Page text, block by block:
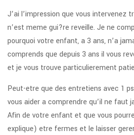
J’ai l’impression que vous intervenez
n’est meme gui?re reveille. Je ne
pourquoi votre enfant, a 3 ans, n’a
comprends que depuis 3 ans il vous
et je vous trouve particulierement
Peut-etre que des entretiens avec 1
vous aider a comprendre qu’il ne faut
Afin de votre enfant et que vous
explique) etre fermes et le laisser